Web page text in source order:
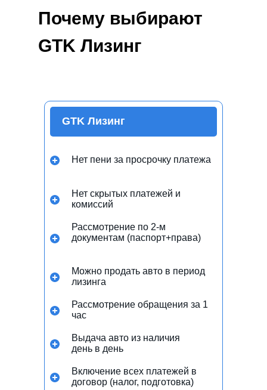
Почему выбирают
GTK Лизинг
GTK Лизинг
Нет пени за просрочку платежа
Нет скрытых платежей и
комиссий
Рассмотрение по 2-м
документам (паспорт+права)
Можно продать авто в период
лизинга
Рассмотрение обращения за 1
час
Выдача авто из наличия
день в день
Включение всех платежей в
договор (налог, подготовка)